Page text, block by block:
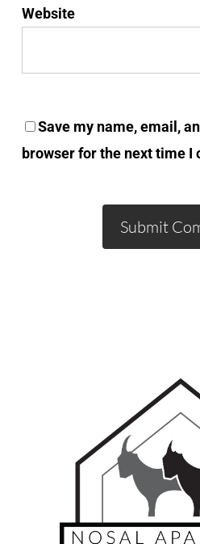
Website
Save my name, email,
browser for the next time I